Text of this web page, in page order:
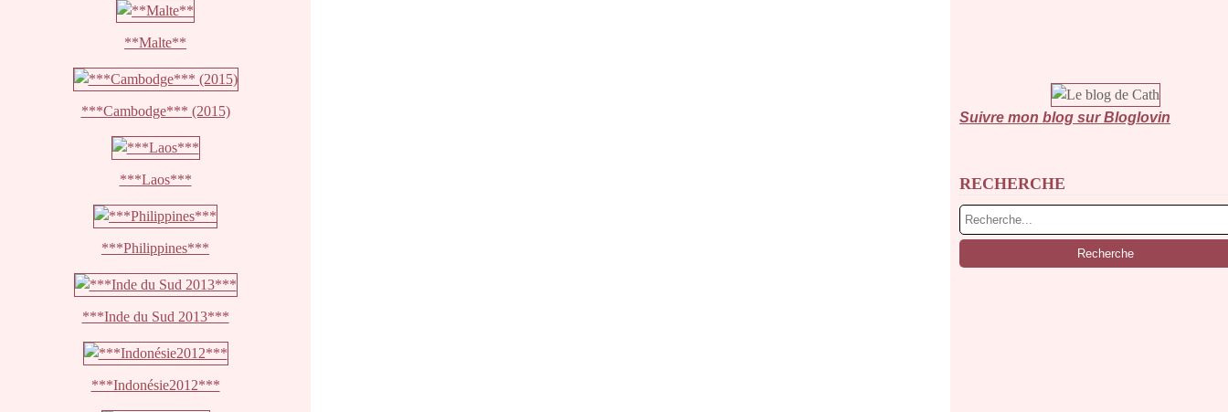
**Malte**
***Cambodge*** (2015)
***Laos***
***Philippines***
***Inde du Sud 2013***
***Indonésie2012***
Suivre mon blog sur Bloglovin
RECHERCHE